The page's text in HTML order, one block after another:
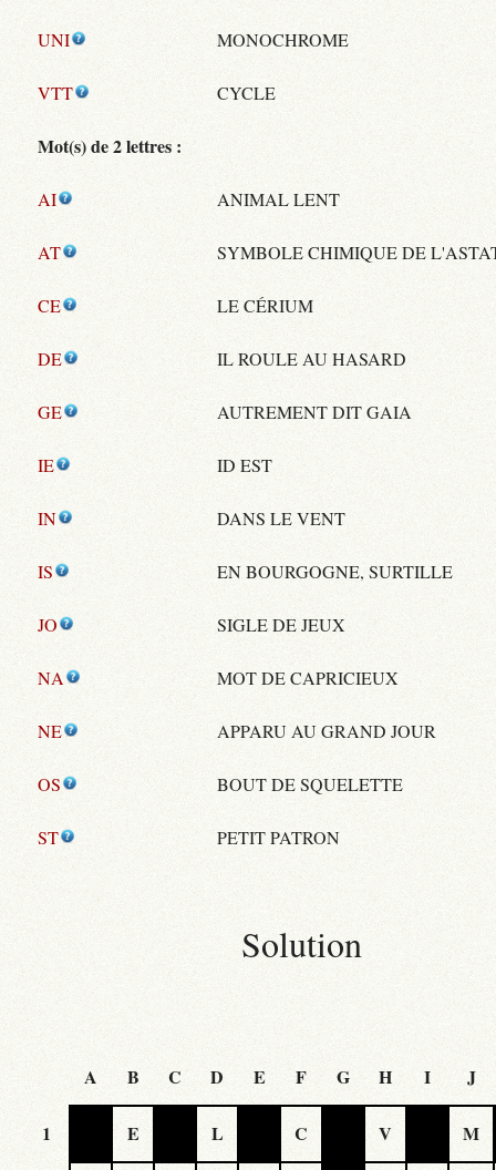
UNI MONOCHROME
VTT CYCLE
Mot(s) de 2 lettres :
AI ANIMAL LENT
AT SYMBOLE CHIMIQUE DE
CE LE CÉRIUM
DE IL ROULE AU HASARD
GE AUTREMENT DIT GAIA
IE ID EST
IN DANS LE VENT
IS EN BOURGOGNE, SURTILLE
JO SIGLE DE JEUX
NA MOT DE CAPRICIEUX
NE APPARU AU GRAND JOUR
OS BOUT DE SQUELETTE
ST PETIT PATRON
Solution
A B C D E F G H I J
1 E L C V M